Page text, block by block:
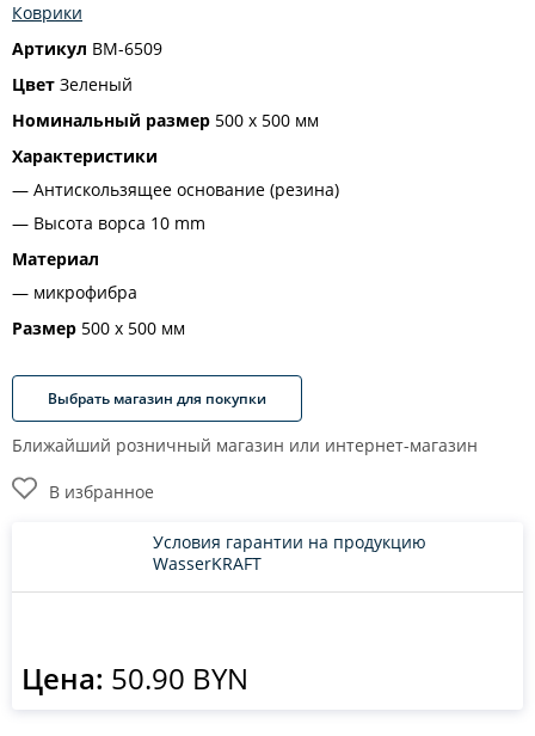
Коврики
Артикул BM-6509
Цвет Зеленый
Номинальный размер 500 х 500 мм
Характеристики
Антискользящее основание (резина)
Высота ворса 10 mm
Материал
микрофибра
Размер 500 х 500 мм
Выбрать магазин для покупки
Ближайший розничный магазин или интернет-магазин
В избранное
Условия гарантии на продукцию
WasserKRAFT
Цена: 50.90 BYN